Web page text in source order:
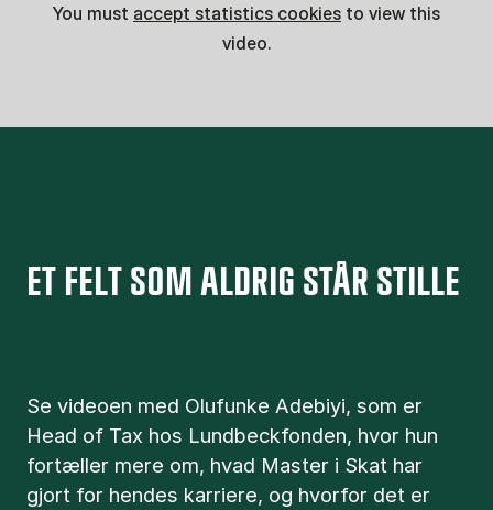
ET FELT SOM ALDRIG STÅR STILLE
Se vi­deo­en med Olufunke Adebiyi, som er
Head of Tax hos Lund­beck­fon­den, hvor hun
for­tæl­ler mere om, hvad Ma­ster i Skat har
gjort for hen­des kar­ri­e­re, og hvor­for det er
You must accept statistics cookies to view this
video.